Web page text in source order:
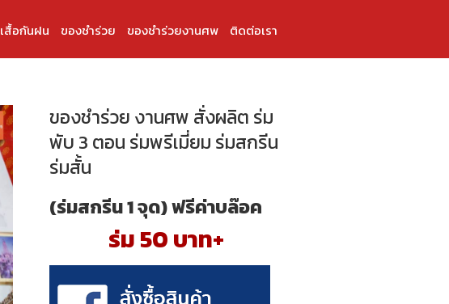
เสื้อกันฝน ของชำร่วย ของชำร่วยงานศพ ติดต่อเรา
ของชำร่วย งานศพ สั่งผลิต ร่ม
พับ 3 ตอน ร่มพรีเมี่ยม ร่มสกรีน
ร่มสั้น
(ร่มสกรีน 1 จุด) ฟรีค่าบล๊อค
ร่ม 50 บาท+